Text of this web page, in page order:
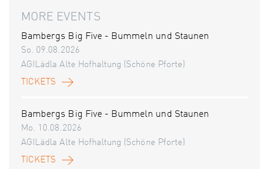
MORE EVENTS
Bambergs Big Five - Bummeln und Staunen
So. 09.08.2026
AGILädla Alte Hofhaltung (Schöne Pforte)
TICKETS
Bambergs Big Five - Bummeln und Staunen
Mo. 10.08.2026
AGILädla Alte Hofhaltung (Schöne Pforte)
TICKETS